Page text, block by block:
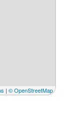
| © OpenStreetMap